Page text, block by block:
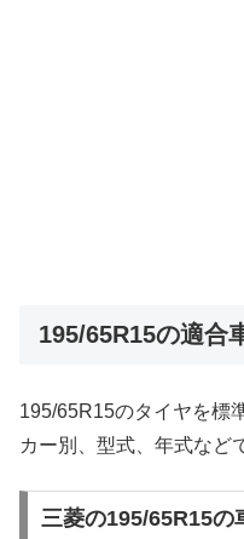
195/65R15の適合
195/65R15のタイヤを標
カー別、型式、年式など
三菱の195/65R15の